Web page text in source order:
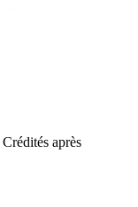
Crédités après